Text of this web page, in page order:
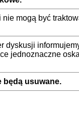
mogą być
dyskusji
jednoznaczne
będą usuwane.